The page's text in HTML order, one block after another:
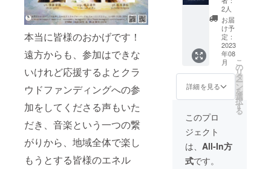
本当に皆様のおかげです！
遠方からも、参加はできな
いけれど応援するよとクラ
ウドファンディングへの参
加をしてくださる声もいた
だき、音楽という一つの繋
がりから、地域全体で楽し
もうとする皆様のエネル
の場合
は別途
送料を
メール
にてお
知らせ
いたし
記載が
ない場
て会場
入り口
にてお
渡し致
しま
す。
スのご
記入を
お願い
致しま
す。
（メッ
セージ
付チ
ケット
しは会
行いま
す。事
送をご
＊確認
が取れ
ない場
合は
メール
にてお
知らせ
いたし
ます。
決定し
らメー
ルにて
送信い
たしま
ジェス
ト版に
編集し
たもの
です。
・収録
時間：
20分程
度 ・提
聴用の
URLを
CAMPF
IREメッ
セージ
で送信
で応援
した
い！
30000
ルー
バード
カフェ
店内に
よる、
凜奈の
お食事
付きプ
レミア
ムミニ
コン
サート
2人
お届
け予
定：
2023
年08
月
詳細を見る
こ
の
リ
タ
ー
ン
を
選
択
す
る
このプロ
ジェクト
は、 All-In方
式です。